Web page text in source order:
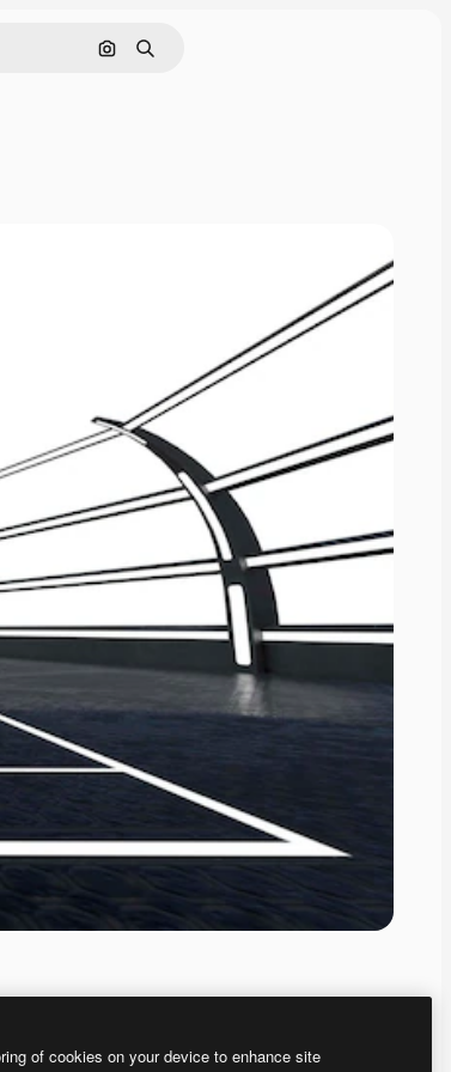
画像で検索
検索
of cookies on your device to enhance site